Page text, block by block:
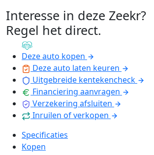
Interesse in deze Zeekr?
Regel het direct.
Deze auto kopen
Deze auto laten keuren
Uitgebreide kentekencheck
Financiering aanvragen
Verzekering afsluiten
Inruilen of verkopen
Specificaties
Kopen